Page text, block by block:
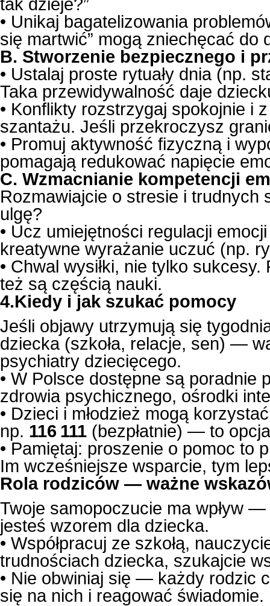
• Unikaj bagatelizowania
się martwić” mogą zniechęcać do
B. Stworzenie bezpiecznego i
• Ustalaj proste rytuały dnia (np.
Taka przewidywalność daje
• Konflikty rozstrzygaj spokojnie i
szantażu. Jeśli przekroczysz
• Promuj aktywność fizyczną i
pomagają redukować napięcie
C. Wzmacnianie kompetencji
Rozmawiajcie o stresie i
ulgę?
• Ucz umiejętności regulacji
kreatywne wyrażanie uczuć (np.
• Chwal wysiłki, nie tylko
też są częścią nauki.
4.Kiedy i jak szukać pomocy
Jeśli objawy utrzymują się
dziecka (szkoła, relacje, sen) —
psychiatry dziecięcego.
• W Polsce dostępne są poradnie
zdrowia psychicznego, ośrodki
• Dzieci i młodzież mogą
np. 116 111 (bezpłatnie) — to
• Pamiętaj: proszenie o pomoc to
Im wcześniejsze wsparcie, tym
Rola rodziców — ważne
Twoje samopoczucie ma wpływ
jesteś wzorem dla dziecka.
• Współpracuj ze szkołą,
trudnościach dziecka, szukajcie
• Nie obwiniaj się — każdy rodzic
się na nich i reagować świadomie.